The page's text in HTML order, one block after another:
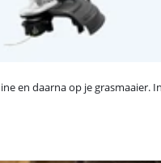
en daarna op je grasmaaier.